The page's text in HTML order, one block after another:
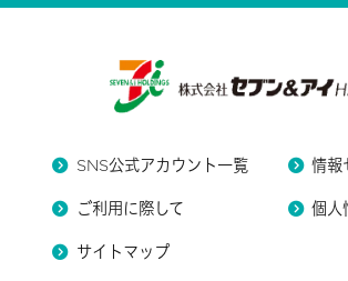
SNS公式アカウント一覧 情報
ご利用に際して 個人
サイトマップ